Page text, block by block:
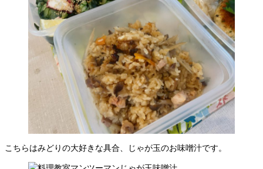
こちらはみどりの大好きな具合、じゃが玉のお味噌汁です。